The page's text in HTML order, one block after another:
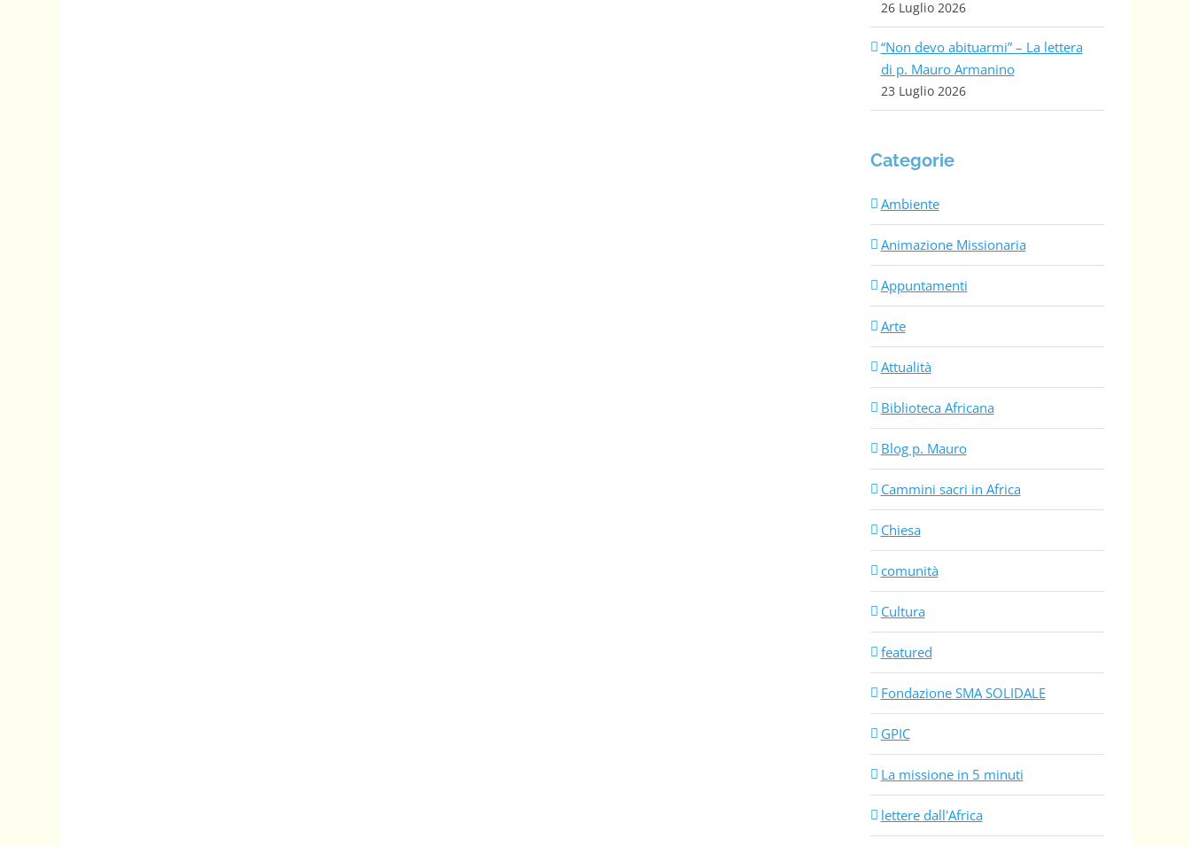
26 Luglio 2026
“Non devo abituarmi” – La lettera
di p. Mauro Armanino
23 Luglio 2026
Categorie
Ambiente
Animazione Missionaria
Appuntamenti
Arte
Attualità
Biblioteca Africana
Blog p. Mauro
Cammini sacri in Africa
Chiesa
comunità
Cultura
featured
Fondazione SMA SOLIDALE
GPIC
La missione in 5 minuti
lettere dall'Africa